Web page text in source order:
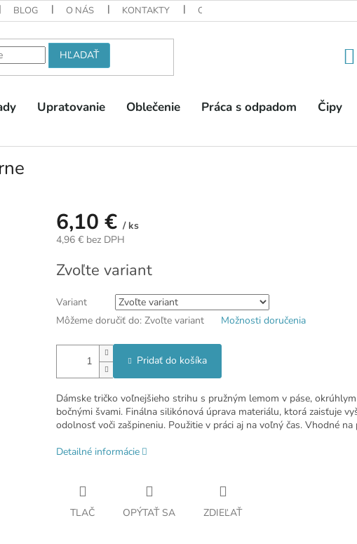
BLOG O NÁS KONTAKTY OBCHODNÉ PODMIENKY
HĽADAŤ
Upratovanie Oblečenie Práca s odpadom Čipy
6,10 € / ks
4,96 € bez DPH
cena:
Zvoľte variant
Variant
Môžeme doručiť do: Zvoľte variant Možnosti doručenia
Pridať do košíka
Dámske tričko voľnejšieho strihu s pružným lemom v páse,
bočnými švami. Finálna silikónová úprava materiálu, ktorá zaisťuje
odolnosť voči zašpineniu. Použitie v práci aj na voľný čas. Vhodné na
Detailné informácie
TLAČ OPÝTAŤ SA ZDIEĽAŤ